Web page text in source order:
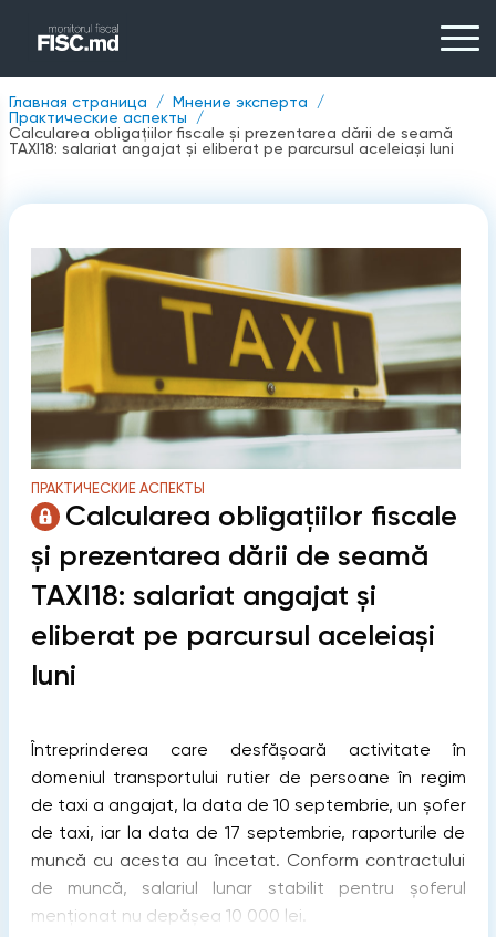
Главная страница
Мнение эксперта
Практические аспекты
Calcularea obligațiilor fiscale și prezentarea dării de seamă
TAXI18: salariat angajat și eliberat pe parcursul aceleiași luni
ПРАКТИЧЕСКИЕ АСПЕКТЫ
Calcularea obligațiilor fiscale
și prezentarea dării de seamă
TAXI18: salariat angajat și
eliberat pe parcursul aceleiași
luni
Întreprinderea care desfășoară activitate în
domeniul transportului rutier de persoane în regim
de taxi a angajat, la data de 10 septembrie, un șofer
de taxi, iar la data de 17 septembrie, raporturile de
muncă cu acesta au încetat. Conform contractului
de muncă, salariul lunar stabilit pentru șoferul
menționat nu depășea 10 000 lei.